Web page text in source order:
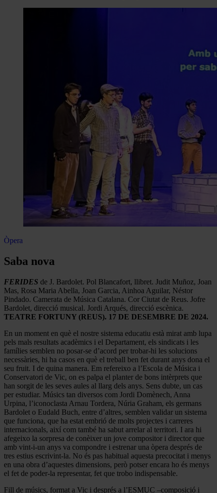
Òpera
Saba nova
FERIDES de J. Bardolet. Pol Blancafort, llibret. Judit Muñoz, Joan
Mas, Rosa Maria Abella, Joan Garcia, Ainhoa Aguilar, Néstor
Pindado. Camerata de Música Catalana. Cor Ciutat de Reus. Jofre
Bardolet, direcció musical. Jordi Arqués, direcció escènica.
TEATRE FORTUNY (REUS). 17 DE DESEMBRE DE 2024.
En un moment en què el nostre sistema educatiu està mirat amb lupa
pels mals resultats acadèmics i el Departament, els sindicats i les
famílies semblen no posar-se d’acord per trobar-hi les solucions
necessàries, hi ha casos en què el treball ben fet durant anys dona el
seu fruit. I de quina manera. Em refereixo a l’Escola de Música i
Conservatori de Vic, on es palpa el planter de bons intèrprets que
han sorgit de les seves aules al llarg dels anys. Sens dubte, un cas
per estudiar. Músics tan diversos com Jordi Domènech, Anna
Urpina, l’iconoclasta Arnau Tordera, Núria Graham, els germans
Bardolet o Eudald Buch, entre d’altres, semblen validar un sistema
que funciona, que ha estat embrió de molts projectes i carreres
internacionals, així com també ha sabut arrelar al territori. I ara hi
afegeixo la sorpresa de conèixer un jove compositor i director que
amb vint-i-un anys va compondre i estrenar una òpera després de
tres estius escrivint-la. No és pas habitual aquesta precocitat i menys
en una obra d’aquestes dimensions, però potser encara ho és menys
el fet de poder-la representar, fet que trobo indispensable.
Fill de músics, format a Vic i després a l’ESMUC –composició i